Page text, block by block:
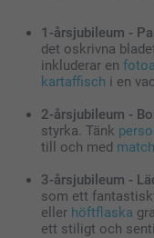
1-årsjubileum -
det oskrivna
inkluderar en
kartaffisch i en
2-årsjubileum -
styrka. Tänk
till och med
3-årsjubileum -
som ett
eller höftflaska
ett stiligt och